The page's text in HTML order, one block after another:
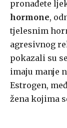
pronađete
hormone,
tjelesnim
agresivnog
pokazali su
imaju manje
Estrogen,
žena kojima